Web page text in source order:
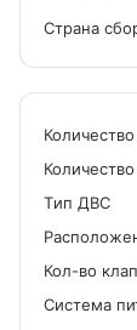
Страна
Tип ДВС
Кол-во
Система